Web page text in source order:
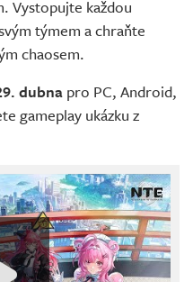
Vystopujte každou
týmem a chraňte
chaosem.
dubna pro PC, Android,
gameplay ukázku z